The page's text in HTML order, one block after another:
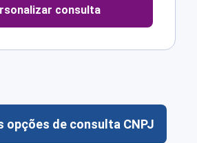
consulta
opções de consulta CNPJ